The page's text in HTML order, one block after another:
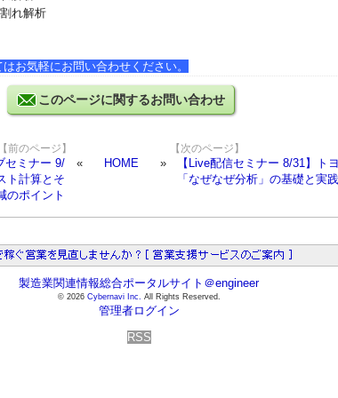
れ解析
お気軽にお問い合わせください。
このページに関するお問い合わせ
【前のページ】
セミナー 9/
ト計算とそ
のポイント
HOME
【次のページ】
【Live配信セミナー 8/31】ト
「なぜなぜ分析」の基礎と実践
製造業関連情報総合ポータルサイト＠engineer
© 2026 Cybernavi Inc. All Rights Reserved.
管理者ログイン
RSS